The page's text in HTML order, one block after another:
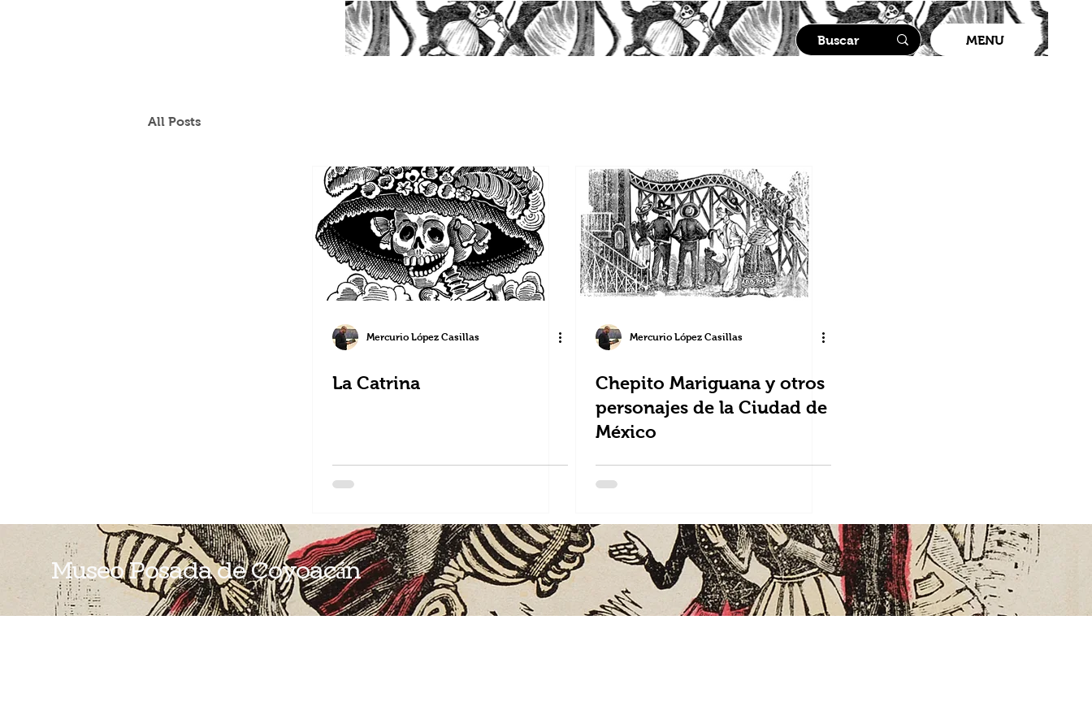
MENU
All Posts
Mercurio López Casillas
La Catrina
Mercurio López Casillas
Chepito Mariguana y otros
personajes de la Ciudad de
México
Museo Posada de Coyoacán